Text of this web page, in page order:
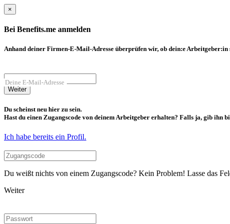
×
Bei Benefits.me anmelden
Anhand deiner Firmen-E-Mail-Adresse überprüfen wir, ob dein:e Arbeitgeber:in
Deine E-Mail-Adresse
Weiter
Du scheinst neu hier zu sein.
Hast du einen Zugangscode von deinem Arbeitgeber erhalten? Falls ja, gib ihn
Ich habe bereits ein Profil.
Du weißt nichts von einem Zugangscode? Kein Problem! Lasse das
Weiter